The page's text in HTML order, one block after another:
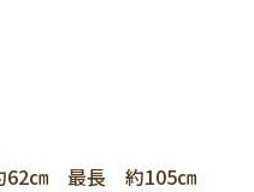
62㎝ 最長 約105㎝